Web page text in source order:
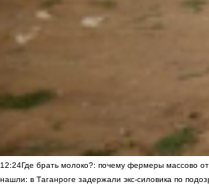
12:24Где брать молоко?: почему фермеры массово
нашли: в Таганроге задержали экс-силовика по